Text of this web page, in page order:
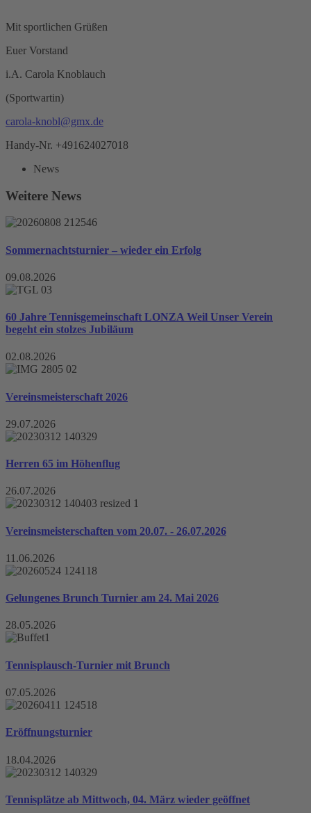
Mit sportlichen Grüßen
Euer Vorstand
i.A. Carola Knoblauch
(Sportwartin)
carola-knobl@gmx.de
Handy-Nr. +491624027018
News
Weitere News
Sommernachtsturnier – wieder ein Erfolg
09.08.2026
60 Jahre Tennisgemeinschaft LONZA Weil Unser Verein
begeht ein stolzes Jubiläum
02.08.2026
Vereinsmeisterschaft 2026
29.07.2026
Herren 65 im Höhenflug
26.07.2026
Vereinsmeisterschaften vom 20.07. - 26.07.2026
11.06.2026
Gelungenes Brunch Turnier am 24. Mai 2026
28.05.2026
Tennisplausch-Turnier mit Brunch
07.05.2026
Eröffnungsturnier
18.04.2026
Tennisplätze ab Mittwoch, 04. März wieder geöffnet